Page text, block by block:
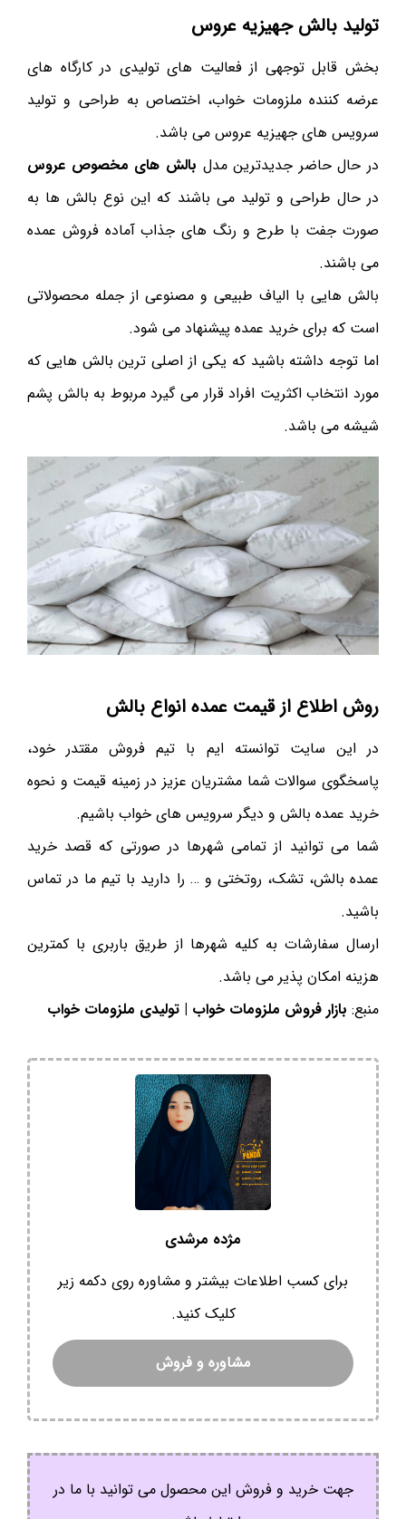
تولید بالش جهیزیه عروس
بخش قابل توجهی از فعالیت های تولیدی در کارگاه های
عرضه کننده ملزومات خواب، اختصاص به طراحی و تولید
سرویس های جهیزیه عروس می باشد.
در حال حاضر جدیدترین مدل بالش های مخصوص عروس
در حال طراحی و تولید می باشند که این نوع بالش ها به
صورت جفت با طرح و رنگ های جذاب آماده فروش عمده
می باشند.
بالش هایی با الیاف طبیعی و مصنوعی از جمله محصولاتی
است که برای خرید عمده پیشنهاد می شود.
اما توجه داشته باشید که یکی از اصلی ترین بالش هایی که
مورد انتخاب اکثریت افراد قرار می گیرد مربوط به بالش پشم
شیشه می باشد.
روش اطلاع از قیمت عمده انواع بالش
در این سایت توانسته ایم با تیم فروش مقتدر خود،
پاسخگوی سوالات شما مشتریان عزیز در زمینه قیمت و نحوه
خرید عمده بالش و دیگر سرویس های خواب باشیم.
شما می توانید از تمامی شهرها در صورتی که قصد خرید
عمده بالش، تشک، روتختی و … را دارید با تیم ما در تماس
باشید.
ارسال سفارشات به کلیه شهرها از طریق باربری با کمترین
هزینه امکان پذیر می باشد.
منبع: بازار فروش ملزومات خواب | تولیدی ملزومات خواب
مژده مرشدی
برای کسب اطلاعات بیشتر و مشاوره روی دکمه زیر
کلیک کنید.
مشاوره و فروش
جهت خرید و فروش این محصول می توانید با ما در